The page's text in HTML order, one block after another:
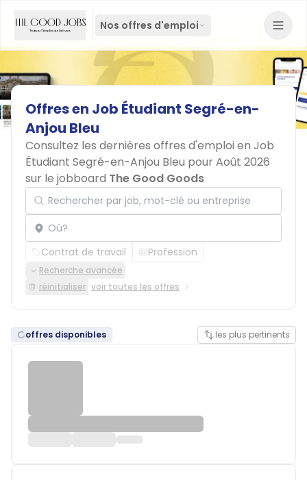
Nos offres d'emploi
Offresen Job Étudiant Segré-en-
Anjou Bleu
Consultez les dernières offres d'emploi en Job
Étudiant Segré-en-Anjou Bleu pour Août 2026
sur le jobboard The Good Goods
Rechercher par job, mot-clé ou entreprise
Localisation
Contrat de travail Profession
Recherche avancée
réinitialiser voir toutes les offres
offres disponibles les plus pertinents